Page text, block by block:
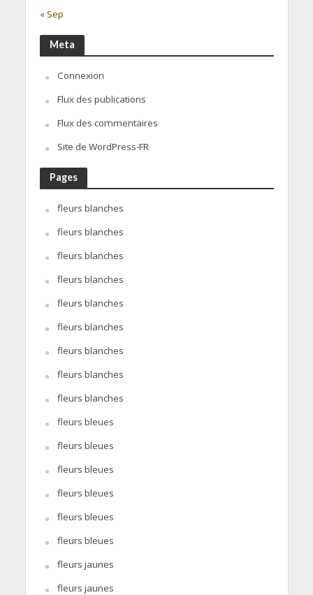
« Sep
Meta
Connexion
Flux des publications
Flux des commentaires
Site de WordPress-FR
Pages
fleurs blanches
fleurs blanches
fleurs blanches
fleurs blanches
fleurs blanches
fleurs blanches
fleurs blanches
fleurs blanches
fleurs blanches
fleurs bleues
fleurs bleues
fleurs bleues
fleurs bleues
fleurs bleues
fleurs bleues
fleurs jaunes
fleurs jaunes